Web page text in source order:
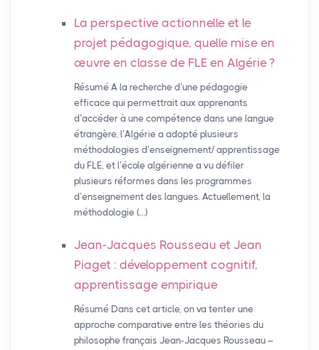
La perspective actionnelle et le
projet pédagogique, quelle mise en
œuvre en classe de FLE en Algérie?
Résumé A la recherche d’une pédagogie
efficace qui permettrait aux apprenants
d’accéder à une compétence dans une langue
étrangère, l’Algérie a adopté plusieurs
méthodologies d’enseignement/ apprentissage
du FLE, et l’école algérienne a vu défiler
plusieurs réformes dans les programmes
d’enseignement des langues. Actuellement, la
méthodologie (…)
Jean-Jacques Rousseau et Jean
Piaget : développement cognitif,
apprentissage empirique
Résumé Dans cet article, on va tenter une
approche comparative entre les théories du
philosophe français Jean-Jacques Rousseau –